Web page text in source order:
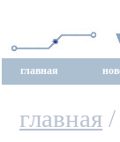
главная
главная /